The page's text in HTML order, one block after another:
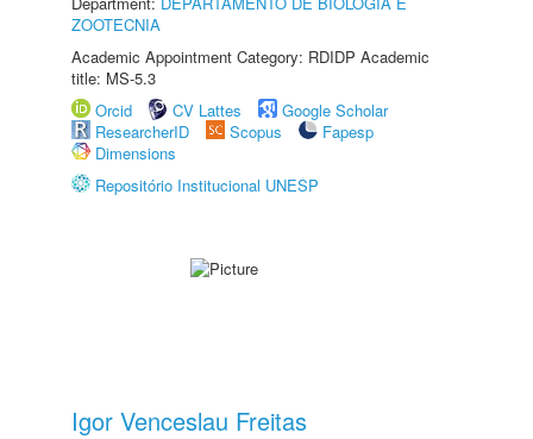
ZOOTECNIA
Academic Appointment Category: RDIDP Academic
title: MS-5.3
Orcid
CV Lattes
Google Scholar
ResearcherID
Scopus
Fapesp
Dimensions
Repositório Institucional UNESP
Igor Venceslau Freitas